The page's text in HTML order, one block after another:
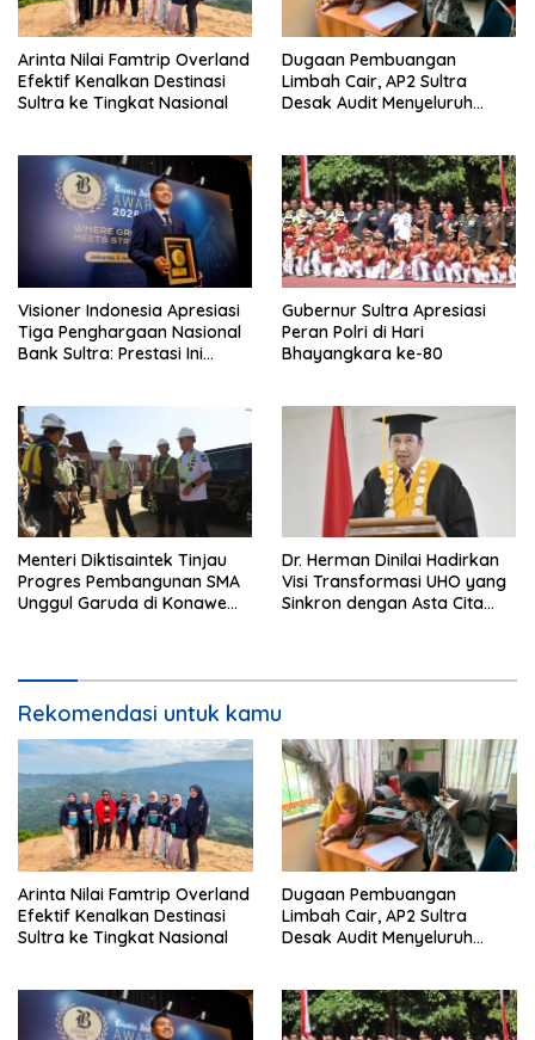
Arinta Nilai Famtrip Overland
Efektif Kenalkan Destinasi
Sultra ke Tingkat Nasional
Dugaan Pembuangan
Limbah Cair, AP2 Sultra
Desak Audit Menyeluruh
Hukum
Visioner Indonesia Apresiasi
Tiga Penghargaan Nasional
Bank Sultra: Prestasi Ini
Andri Permana
Gubernur Sultra Apresiasi
Peran Polri di Hari
Bhayangkara ke-80
Menteri Diktisaintek Tinjau
Progres Pembangunan SMA
Unggul Garuda di Konawe
Dr. Herman Dinilai Hadirkan
Visi Transformasi UHO yang
Sinkron dengan Asta Cita
Rekomendasi untuk kamu
Arinta Nilai Famtrip Overland
Efektif Kenalkan Destinasi
Sultra ke Tingkat Nasional
Dugaan Pembuangan
Limbah Cair, AP2 Sultra
Desak Audit Menyeluruh
Hukum